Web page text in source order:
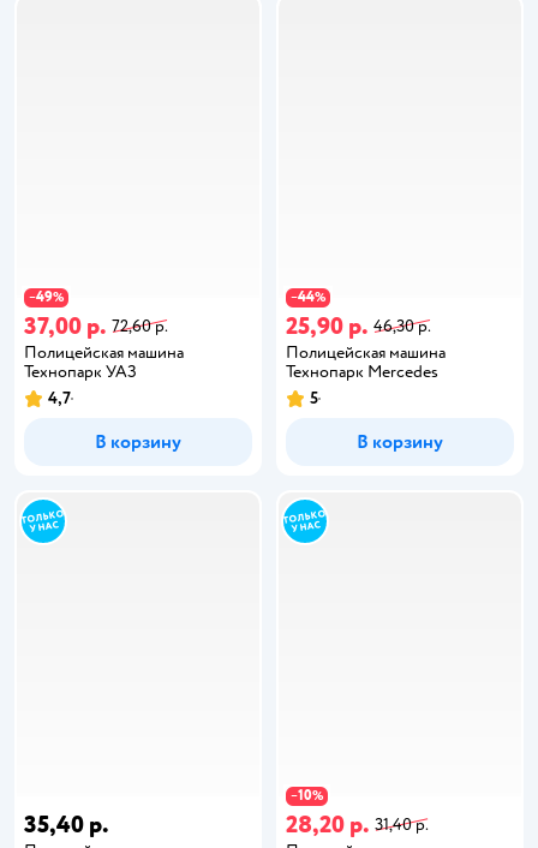
−49%
37,00 р. 72,60 р.
Полицейская машина
Технопарк УАЗ
4,7
В корзину
−44%
25,90 р. 46,30 р.
Полицейская машина
Технопарк Mercedes
5
В корзину
35,40 р.
−10%
28,20 р. 31,40 р.